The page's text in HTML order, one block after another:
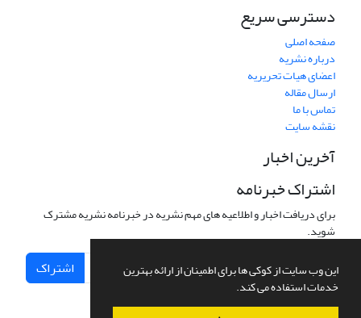
این وب سایت از کوکی ها برای اطمینان از ارائه بهترین
خدمات استفاده می کند.
دسترسی سریع
صفحه اصلی
درباره نشریه
اعضای هیات تحریریه
ارسال مقاله
تماس با ما
نقشه سایت
آخرین اخبار
اشتراک خبرنامه
برای دریافت اخبار و اطلاعیه های مهم نشریه در خبرنامه نشریه مشترک
شوید.
اشتراک